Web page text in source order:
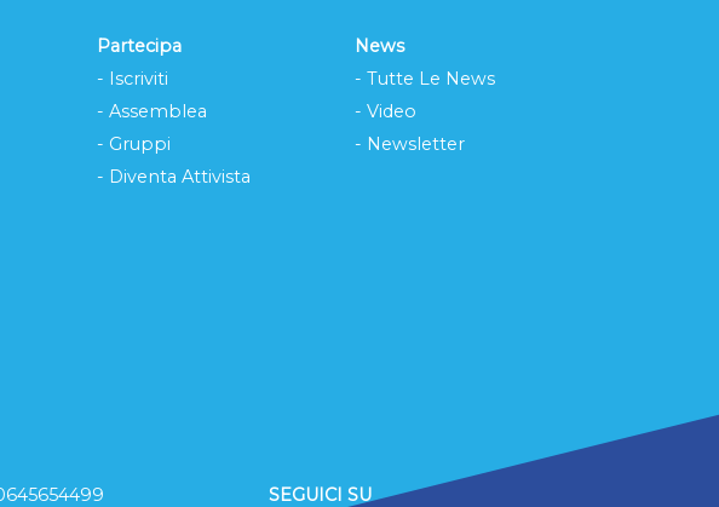
Partecipa
- Iscriviti
- Assemblea
- Gruppi
- Diventa Attivista
News
- Tutte Le News
- Video
- Newsletter
SEGUICI SU